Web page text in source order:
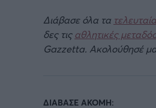
Διάβασε όλα τα
δες τιςαθλητικές
Gazzetta. Ακολούθησέ
ΔΙΑΒΑΣΕ ΑΚΟΜΗ: